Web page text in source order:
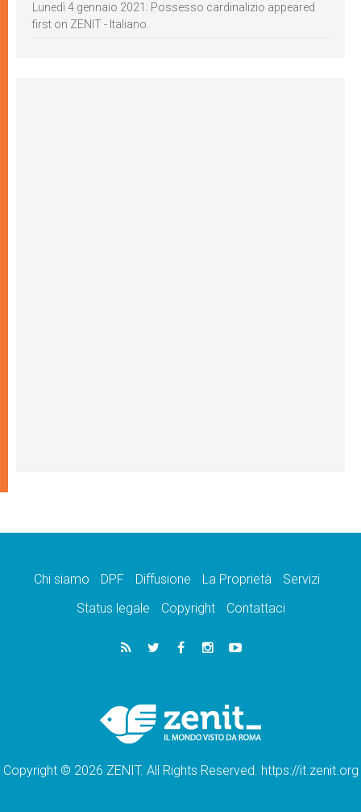
Lunedì 4 gennaio 2021: Possesso cardinalizio appeared
first on ZENIT - Italiano.
Chi siamo DPF Diffusione La Proprietà
Servizi
Status legale
Copyright Contattaci
Copyright © 2026 ZENIT. All Rights Reserved. https://it.zenit.org